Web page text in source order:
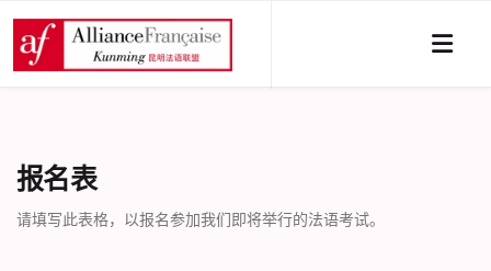
报名表
请填写此表格，以报名参加我们即将举行的法语考试。